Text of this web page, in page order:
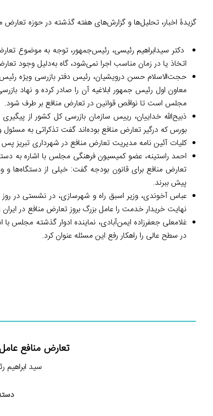
گزیدۀ اخبار، تحلیل‌ها و گزارش‌های هفته گذشته در حوزه
دکتر سیدابراهیم رئیسی، رئیس‌جمهور، توجه به موضوع
اتخاذ یا در زمان مناسب اجرا نمی‌شود، گاه به‌دلیل وجود
حجت‌الاسلام حسن درویشیان، رئیس دفتر بازرسی ویژه
معاون اول رئیس جمهور ابلاغیه آن را صادر کرده و نهاد
مجلس است تا نواقص قوانین در تعارض منافع بر طرف شود.
ذبیح‌الله خداییان، رییس سازمان بازرسی کل کشور از
بورس که درگیر تعارض منافع بوده‌اند گفت تذکراتی به مسئول
کلیات آئین نامه مدیریت تعارض منافع در شهرداری تبریز
احمد راستینه، عضو کمیسیون فرهنگی مجلس با اشاره به
تعارض منافع برای قانون بودجه گفت: خیلی از دستگاه‌ها و
پیش ببرند.
عباس آخوندی، وزیر اسبق راه و شهرسازی، در نشستی
نهایت خریدار خدمت را عامل بزرگ بروز تعارض منافع در ایران
غلامعلی جعفرزاده ایمن‌آبادی، نماینده ادوار گذشته
در سطح عالی را راهکار رفع این مسئله عنوان کرد.
تعارض منافع
سید ابراهیم